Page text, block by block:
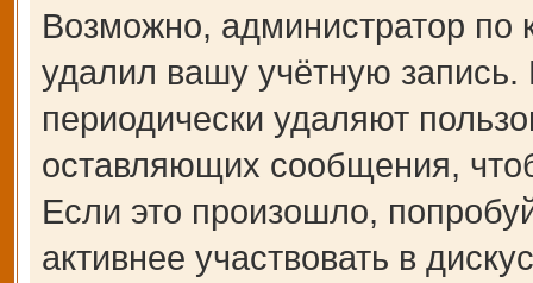
Возможно, администратор по
удалил вашу учётную
периодически удаляют
оставляющих сообщения,
Если это произошло,
активнее участвовать в